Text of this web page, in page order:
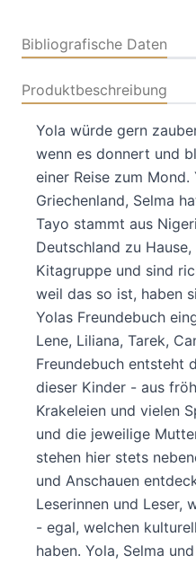
Bibliografische Daten
Produktbeschreibung
Yola würde gern
wenn es donnert und
einer Reise zum
Griechenland, Selma
Tayo stammt aus
Deutschland zu
Kitagruppe und sind
weil das so ist, haben
Yolas Freundebuch
Lene, Liliana, Tarek,
Freundebuch entsteht
dieser Kinder - aus
Krakeleien und vielen
und die jeweilige
stehen hier stets
und Anschauen
Leserinnen und Leser,
- egal, welchen
haben. Yola, Selma